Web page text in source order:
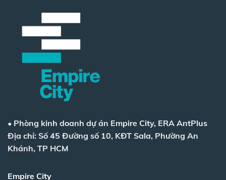
• Phòng kinh doanh dự án Empire City, ERA AntPlus
Địa chỉ: Số 45 Đường số 10, KĐT Sala, Phường An
Khánh, TP HCM
Empire City